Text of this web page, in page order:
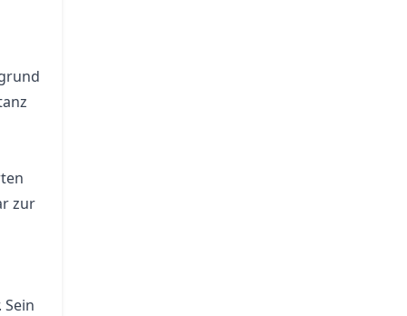
zur